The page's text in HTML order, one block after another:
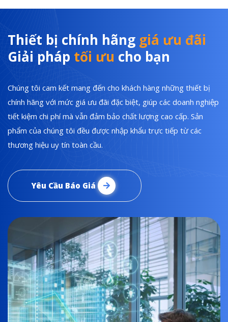
Thiết bị chính hãng giá ưu đãi
Giải pháp tối ưu cho bạn
Chúng tôi cam kết mang đến cho khách hàng những thiết bị
chính hãng với mức giá ưu đãi đặc biệt, giúp các doanh nghiệp
tiết kiệm chi phí mà vẫn đảm bảo chất lượng cao cấp. Sản
phẩm của chúng tôi đều được nhập khẩu trực tiếp từ các
thương hiệu uy tín toàn cầu.
Yêu Cầu Báo Giá